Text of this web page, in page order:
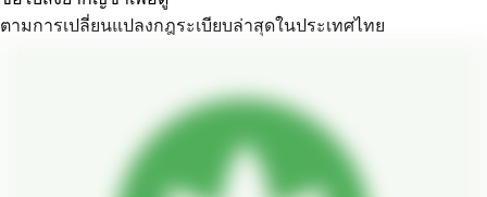
ตามการเปลี่ยนแปลงกฎระเบียบล่าสุดในประเทศไทย